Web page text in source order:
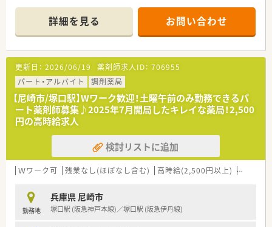
≪こんな企業です！≫
■薬局としては尼崎にて1店舗のみの展開している地域に根差し
た薬局です。
■スタッフ同士仲が良く雰囲気もとても良い環境です。
■またママさん薬剤師も多く在籍しており、急なお休みの対応や
子育てに理解のある環境です。
■お休みも取得しやすい環境が整っております！
■社長が猫好きな事もあり、保護活動を行っております！（猫好き
な方は大歓迎！）
詳細を見る お問い合わせ
更新日： 2026/06/19 薬剤師求人ID： 706955
パート・アルバイト
調剤薬局
【尼崎市/塚口駅】Wワーク歓迎！土曜午前のみ勤務できるパ
ート薬剤師募集♪2025年7月開局したキレイな薬局！2,500
円の高時給求人
検討リストに追加
Ｗワーク可 残業なし(ほぼなし含む) 高時給(2,500円以上) 生活環
勤務地
兵庫県 尼崎市
塚口駅 (阪急神戸本線)／塚口駅 (阪急伊丹線)